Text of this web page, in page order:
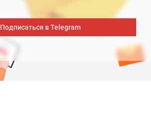
Подписаться в Telegram